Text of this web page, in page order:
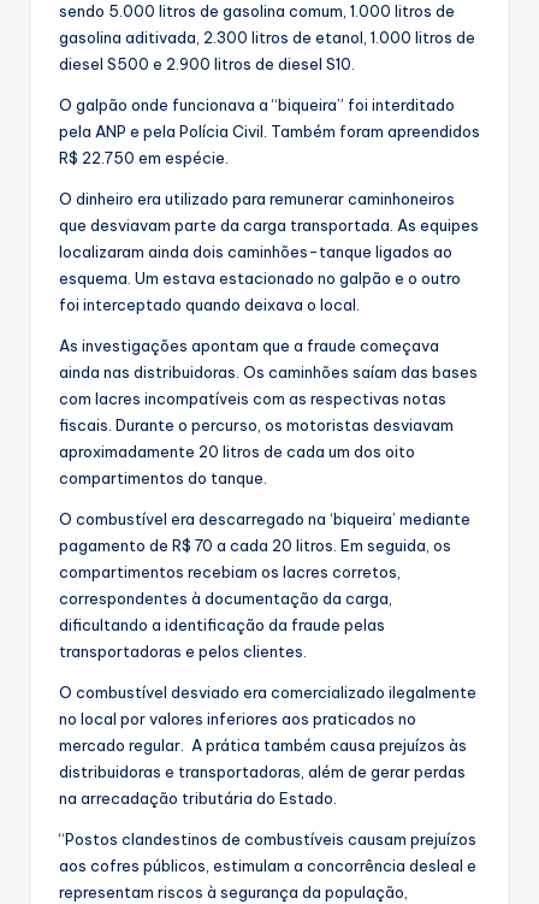
sendo 5.000 litros de gasolina comum, 1.000 litros de
gasolina aditivada, 2.300 litros de etanol, 1.000 litros de
diesel S500 e 2.900 litros de diesel S10.
O galpão onde funcionava a “biqueira” foi interditado
pela ANP e pela Polícia Civil. Também foram apreendidos
R$ 22.750 em espécie.
O dinheiro era utilizado para remunerar caminhoneiros
que desviavam parte da carga transportada. As equipes
localizaram ainda dois caminhões-tanque ligados ao
esquema. Um estava estacionado no galpão e o outro
foi interceptado quando deixava o local.
As investigações apontam que a fraude começava
ainda nas distribuidoras. Os caminhões saíam das bases
com lacres incompatíveis com as respectivas notas
fiscais. Durante o percurso, os motoristas desviavam
aproximadamente 20 litros de cada um dos oito
compartimentos do tanque.
O combustível era descarregado na ‘biqueira’ mediante
pagamento de R$ 70 a cada 20 litros. Em seguida, os
compartimentos recebiam os lacres corretos,
correspondentes à documentação da carga,
dificultando a identificação da fraude pelas
transportadoras e pelos clientes.
O combustível desviado era comercializado ilegalmente
no local por valores inferiores aos praticados no
mercado regular. A prática também causa prejuízos às
distribuidoras e transportadoras, além de gerar perdas
na arrecadação tributária do Estado.
“Postos clandestinos de combustíveis causam prejuízos
aos cofres públicos, estimulam a concorrência desleal e
representam riscos à segurança da população,